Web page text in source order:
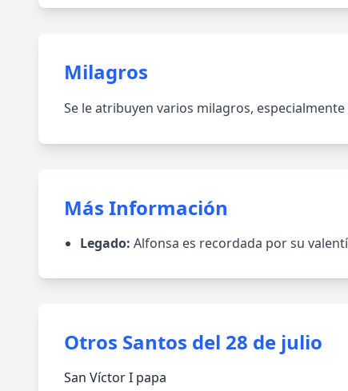
Milagros
Se le atribuyen varios milagros,
Más Información
Legado: Alfonsa es recordada por su
Otros Santos del 28 de julio
San Víctor I papa